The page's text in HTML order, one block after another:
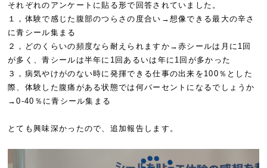
それぞれのアンケートに貼る形で回答されていました。
１，体験で感じた腹部のつらさの度合い→想像できる最大の辛さ
に青シール集まる
２，どのくらいの頻度なら耐えられますか→赤シールは月に1回
が多く、青シールは半年に1回あるいは年に1回が多かった
３，病気やけがのない時に発揮できる仕事の出来を100％とした
際、体験した腹痛がある状態では何パーセントになるでしょうか
→0-40％に青シール集まる
とても興味深かったので、追加報告します。